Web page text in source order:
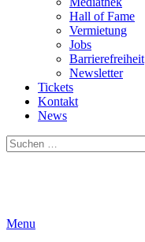
Hall of Fame
Vermietung
Jobs
Barrierefreiheit
Newsletter
Tickets
Kontakt
News
Suchen
nach:
Menu